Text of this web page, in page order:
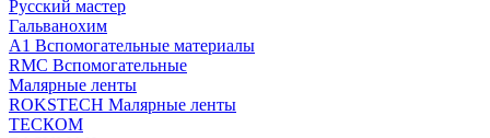
Русский мастер
Гальванохим
А1 Вспомогательные материалы
RMC Вспомогательные
Малярные ленты
ROKSTECH Малярные ленты
ТЕСКОМ